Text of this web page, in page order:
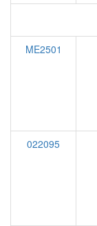
ME2501
022095